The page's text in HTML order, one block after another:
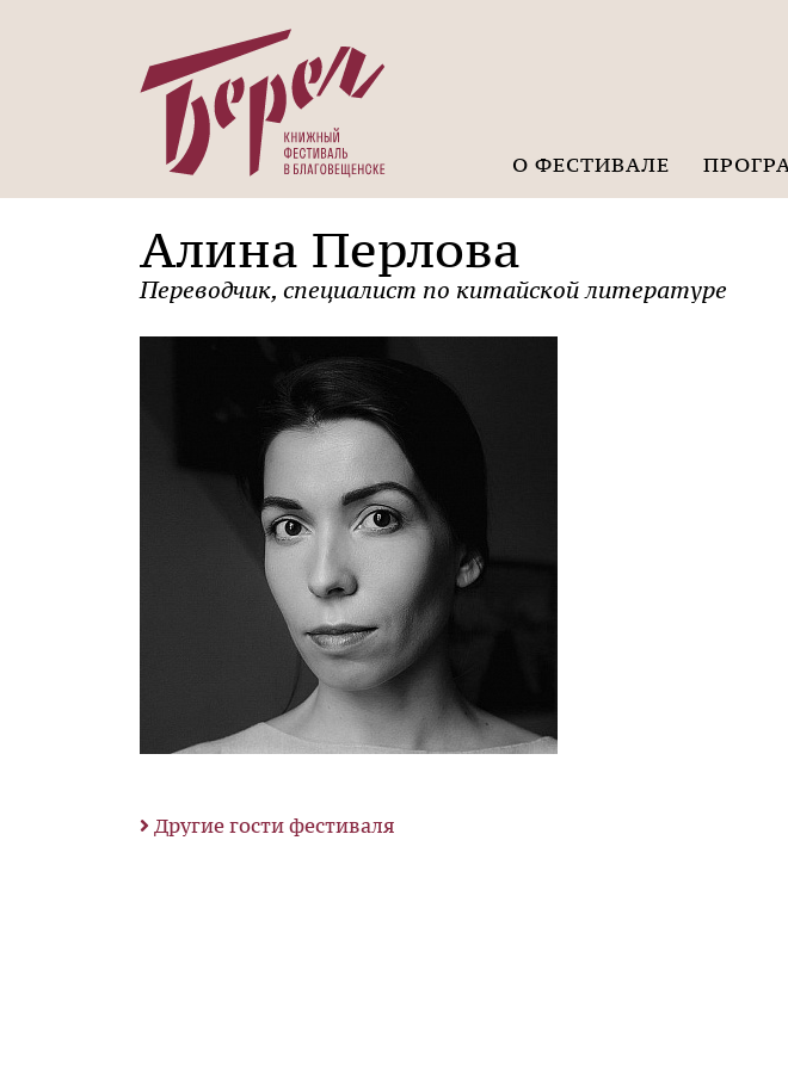
О ФЕСТИВАЛЕ
Алина Перлова
Переводчик, специалист по китайской литературе
Другие гости фестиваля